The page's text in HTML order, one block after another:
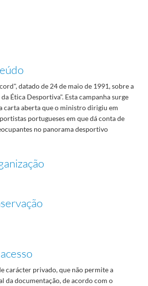
datado de 24 de maio de 1991, sobre a
Ética Desportiva". Esta campanha surge
carta aberta que o ministro dirigiu em
portugueses em que dá conta de
no panorama desportivo
carácter privado, que não permite a
da documentação, de acordo com o